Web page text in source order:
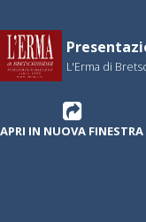
L'Erma di
APRI IN NUOVA FINESTRA